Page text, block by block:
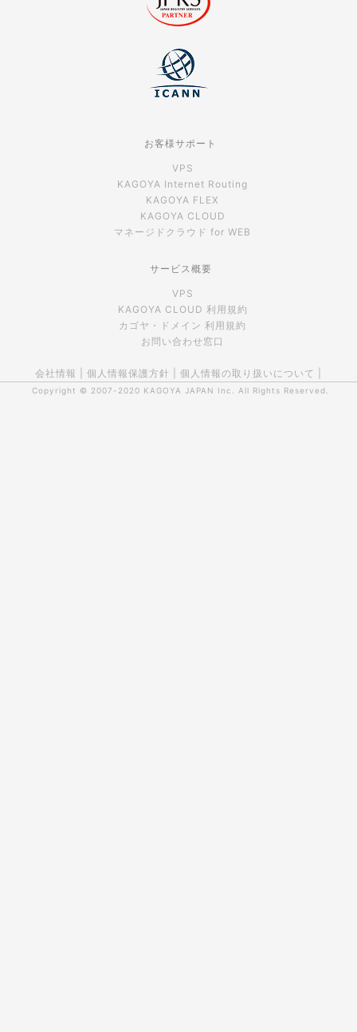
お客様サポート
VPS
KAGOYA Internet Routing
KAGOYA FLEX
KAGOYA CLOUD
マネージドクラウド for WEB
サービス概要
VPS
KAGOYA CLOUD 利用規約
カゴヤ・ドメイン 利用規約
お問い合わせ窓口
会社情報 個人情報保護方針 個人情報の取り扱いについて
Copyright © 2007-2020 KAGOYA JAPAN Inc. All Rights Reserved.